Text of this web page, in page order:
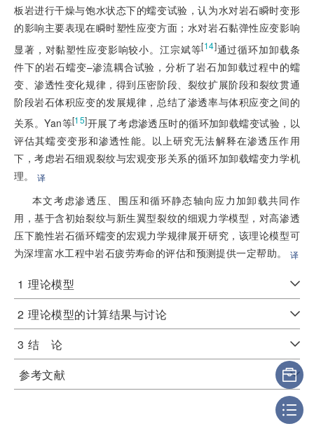
板岩进行干燥与饱水状态下的蠕变试验，认为水对岩石瞬时变形
的影响主要表现在瞬时塑性应变方面；水对岩石黏弹性应变影响
显著，对黏塑性应变影响较小。江宗斌等[14]通过循环加卸载条
件下的岩石蠕变–渗流耦合试验，分析了岩石加卸载过程中的蠕
变、渗透性变化规律，得到压密阶段、裂纹扩展阶段和裂纹贯通
阶段岩石体积应变的发展规律，总结了渗透率与体积应变之间的
关系。Yan等[15]开展了考虑渗透压时的循环加卸载蠕变试验，以
评估其蠕变变形和渗透性能。以上研究无法解释在渗透压作用
下，考虑岩石细观裂纹与宏观变形关系的循环加卸载蠕变力学机
理。译
本文考虑渗透压、围压和循环静态轴向应力加卸载共同作
用，基于含初始裂纹与新生翼型裂纹的细观力学模型，对高渗透
压下脆性岩石循环蠕变的宏观力学规律展开研究，该理论模型可
为深埋富水工程中岩石疲劳寿命的评估和预测提供一定帮助。
译
1 理论模型
2 理论模型的计算结果与讨论
3 结 论
参考文献